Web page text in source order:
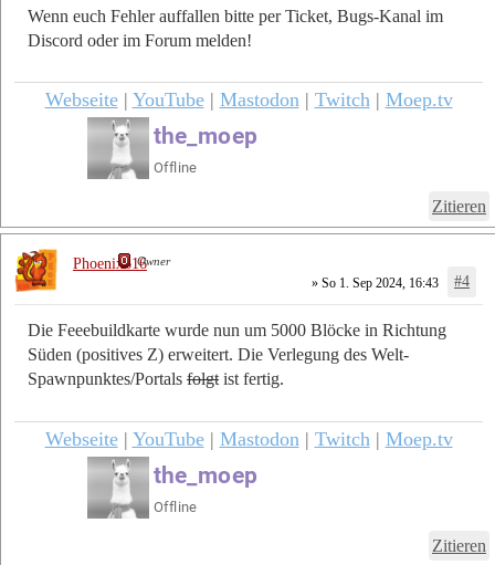
Wenn euch Fehler auffallen bitte per Ticket, Bugs-Kanal im
Discord oder im Forum melden!
Webseite| YouTube| Mastodon| Twitch| Moep.tv
Zitieren
» So 1. Sep 2024, 16:43 #4
Die Feeebuildkarte wurde nun um 5000 Blöcke in Richtung
Süden (positives Z) erweitert. Die Verlegung des Welt-
Spawnpunktes/Portals folgt ist fertig.
Webseite| YouTube| Mastodon | Twitch | Moep.tv
Zitieren
Phoenix616Owner